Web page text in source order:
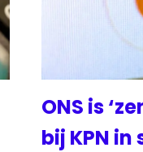
ONS is
bij KPN